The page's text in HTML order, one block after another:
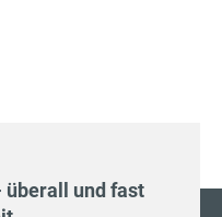
überall und fast